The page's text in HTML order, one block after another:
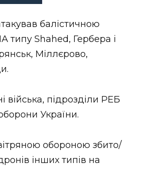
балістичною
Shahed, Гербера і
Міллєрово,
війська, підрозділи РЕБ
України.
обороною збито/
інших типів на